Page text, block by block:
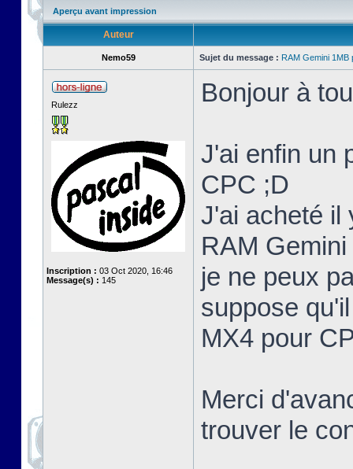
Aperçu avant impression
Auteur
Nemo59 Sujet du message : RAM Gemini 1MB
Rulezz
Inscription : 03 Oct 2020, 16:46
Message(s) : 145
Bonjour à
J'ai enfin un
CPC ;D
J'ai acheté il
RAM
je ne peux
suppose
MX4 pour
Merci
trouver le